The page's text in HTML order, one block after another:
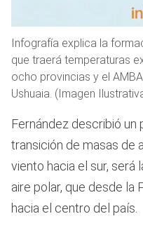
Infografía explica la
que traerá temperaturas
ocho provincias y el
Ushuaia. (Imagen
Fernández describió un
transición de masas de
viento hacia el sur, será
aire polar, que desde la
hacia el centro del país.